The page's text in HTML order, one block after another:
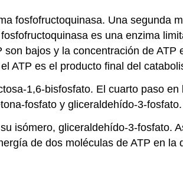
fosfofructoquinasa. Una segunda
es una enzima
bajos y la concentración de ATP
ATP es el producto final del
1,6-bisfosfato. El cuarto paso
fosfato y gliceraldehído-3-fosfato.
isómero, gliceraldehído-3-fosfato.
de dos moléculas de ATP en la